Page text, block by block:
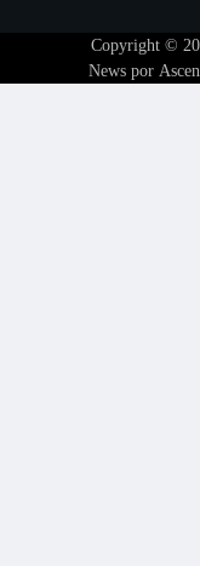
Copyright ©
News por